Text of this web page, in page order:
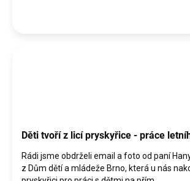
Děti tvoří z licí pryskyřice - práce
Rádi jsme obdrželi email a foto od paní
z Dům dětí a mládeže Brno, která u nás